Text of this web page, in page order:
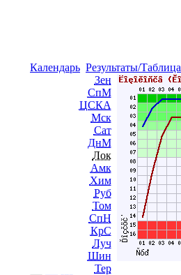
Календарь Результаты/Таблица
Зен
СпМ
ЦСКА
Мск
Сат
ДнМ
Лок
Амк
Хим
Руб
Том
СпН
КрС
Луч
Шин
Тер